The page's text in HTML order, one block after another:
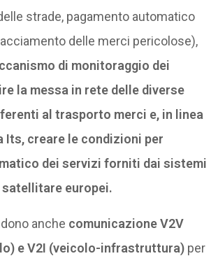
strade, pagamento automatico
delle merci pericolose),
di monitoraggio dei
la messa in rete delle diverse
al trasporto merci e, in linea
Its, creare le condizioni per
dei servizi forniti dai sistemi
satellitare europei.
anche comunicazione V2V
e V2I (veicolo-infrastruttura) per